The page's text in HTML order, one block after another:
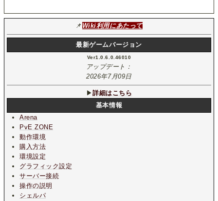
📌 Wiki利用にあたって
最新ゲームバージョン
Ver1.0.6.0.46010
アップデート：
2026年7月09日
▶詳細はこちら
基本情報
Arena
PvE ZONE
動作環境
購入方法
環境設定
グラフィック設定
サーバー接続
操作の説明
シェルパ